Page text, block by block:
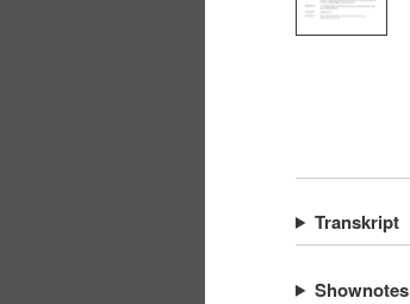
Transkript
Shownotes